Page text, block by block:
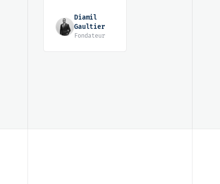
Diamil
Gaultier
Fondateur